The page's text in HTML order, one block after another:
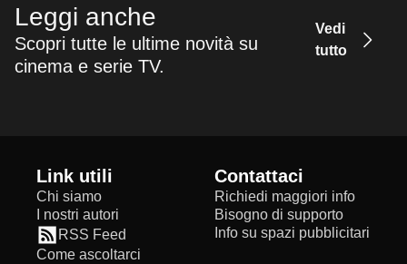
Leggi anche
Scopri tutte le ultime novità su
cinema e serie TV.
Vedi
tutto
Link utili
Chi siamo
I nostri autori
RSS Feed
Come ascoltarci
Contattaci
Richiedi maggiori info
Bisogno di supporto
Info su spazi pubblicitari